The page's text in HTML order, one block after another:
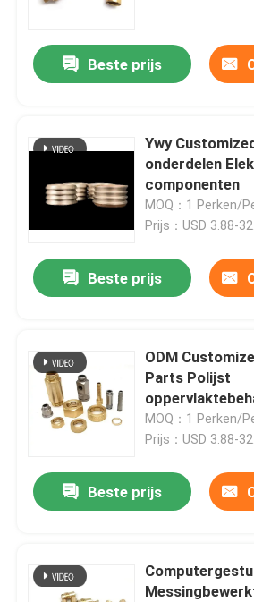
Thuis
Beste prijs
Ywy
onderdelen
componenten
MOQ：1 Perken/
Prijs：USD 3.88-
Beste prijs
ODM
Parts Polijst
MOQ：1 Perken/
Prijs：USD 3.88-
Beste prijs